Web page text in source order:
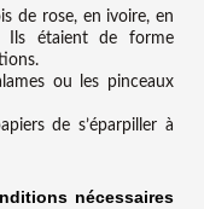
de rose, en ivoire, en
Ils étaient de forme
ou les pinceaux
de s’éparpiller à
nécessaires